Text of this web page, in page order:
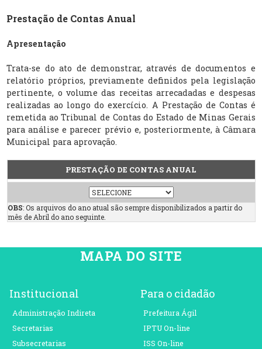
Prestação de Contas Anual
Apresentação
Trata-se do ato de demonstrar, através de documentos e
relatório próprios, previamente definidos pela legislação
pertinente, o volume das receitas arrecadadas e despesas
realizadas ao longo do exercício. A Prestação de Contas é
remetida ao Tribunal de Contas do Estado de Minas Gerais
para análise e parecer prévio e, posteriormente, à Câmara
Municipal para aprovação.
PRESTAÇÃO DE CONTAS ANUAL
OBS: Os arquivos do ano atual são sempre disponibilizados a partir do
mês de Abril do ano seguinte.
MAPA DO SITE
Institucional
Administração Indireta
Secretarias
Subsecretarias
Para o cidadão
Prefeitura Ágil
IPTU On-line
ISS On-line